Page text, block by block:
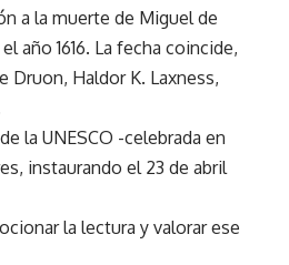
a la muerte de Miguel de
año 1616. La fecha coincide,
Haldor K. Laxness,
la UNESCO -celebrada en
instaurando el 23 de abril
la lectura y valorar ese